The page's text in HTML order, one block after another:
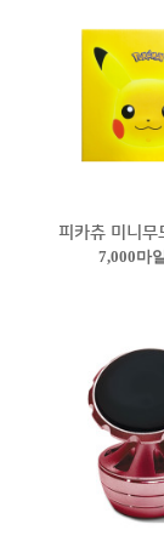
피카츄 미니무
7,000마